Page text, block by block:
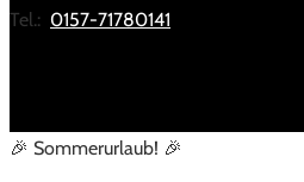
Tel.: 0157-71780141
🎉 Sommerurlaub! 🎉